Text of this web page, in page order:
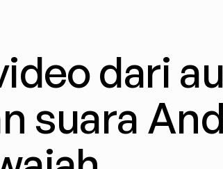
dari
suara